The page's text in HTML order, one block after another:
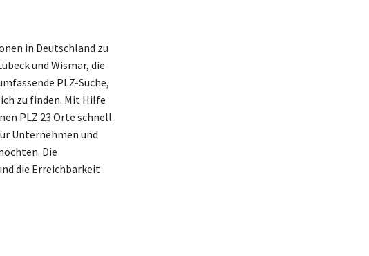
in Deutschland zu
und Wismar, die
PLZ-Suche,
zu finden. Mit Hilfe
PLZ 23 Orte schnell
Unternehmen und
Die
die Erreichbarkeit